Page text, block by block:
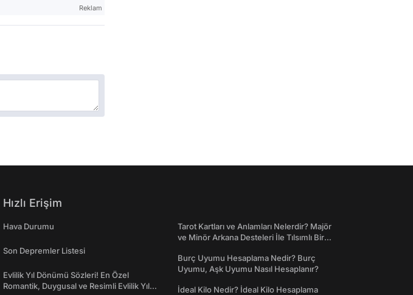
Reklam
Hızlı Erişim
Hava Durumu
Son Depremler Listesi
Evlilik Yıl Dönümü Sözleri! En Özel
Romantik, Duygusal ve Resimli Evlilik Yıl
Tarot Kartları ve Anlamları Nelerdir? Majör
ve Minör Arkana Desteleri İle Tılsımlı Bir
Burç Uyumu Hesaplama Nedir? Burç
Uyumu, Aşk Uyumu Nasıl Hesaplanır?
İdeal Kilo Nedir? İdeal Kilo Hesaplama